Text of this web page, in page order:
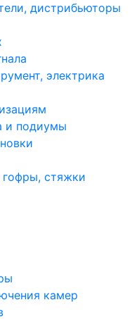
дистрибьюторы
электрика
и подиумы
стяжки
камер